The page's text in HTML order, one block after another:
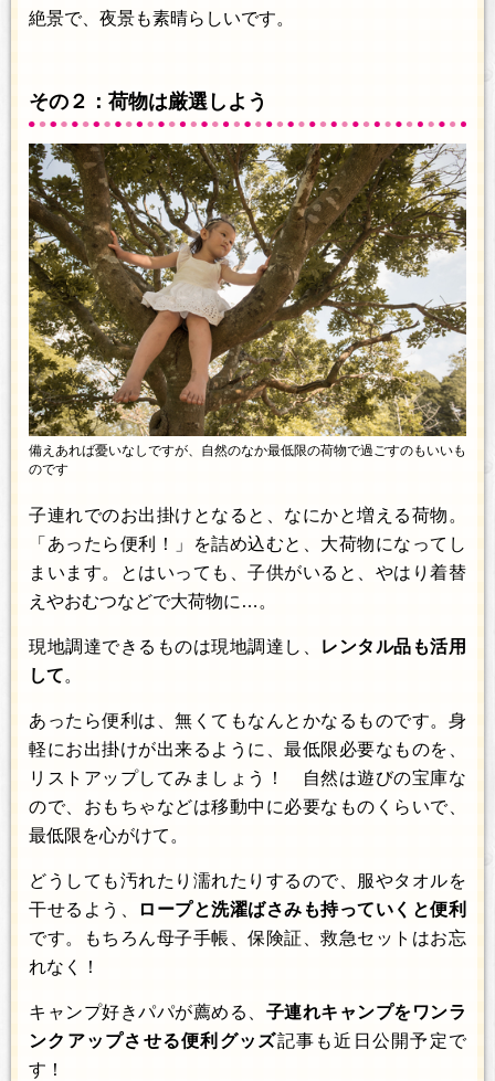
絶景で、夜景も素晴らしいです。
その２：荷物は厳選しよう
備えあれば憂いなしですが、自然のなか最低限の荷物で過ごすのもいいも
のです
子連れでのお出掛けとなると、なにかと増える荷物。
「あったら便利！」を詰め込むと、大荷物になってし
まいます。とはいっても、子供がいると、やはり着替
えやおむつなどで大荷物に…。
現地調達できるものは現地調達し、 レンタル品も活用
して。
あったら便利は、無くてもなんとかなるものです。身
軽にお出掛けが出来るように、最低限必要なものを、
リストアップしてみましょう！ 自然は遊びの宝庫な
ので、おもちゃなどは移動中に必要なものくらいで、
最低限を心がけて。
どうしても汚れたり濡れたりするので、服やタオルを
干せるよう、
ロープと洗濯ばさみも持っていくと便利
です。もちろん母子手帳、保険証、救急セットはお忘
れなく！
キャンプ好きパパが薦める、 子連れキャンプをワンラ
ンクアップさせる便利グッズ記事も近日公開予定で
す！